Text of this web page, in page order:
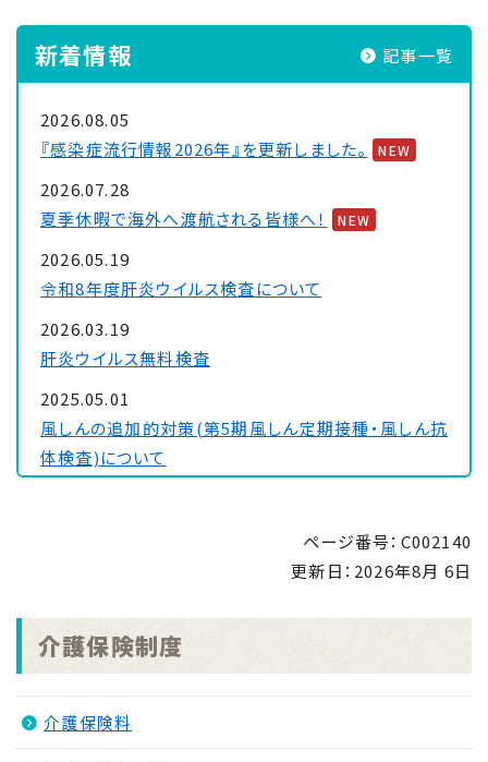
新着情報 記事一覧
2026.08.05
『感染症流行情報2026年』を更新しました。
NEW
2026.07.28
夏季休暇で海外へ渡航される皆様へ！
NEW
2026.05.19
令和8年度肝炎ウイルス検査について
2026.03.19
肝炎ウイルス無料検査
2025.05.01
風しんの追加的対策(第5期風しん定期接種・風しん抗
体検査)について
ページ番号：C002140
更新日： 2026年8月 6日
介護保険制度
介護保険料